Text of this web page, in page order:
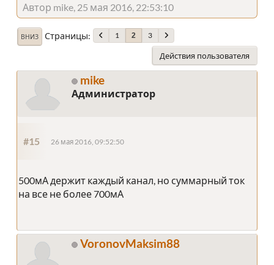
Автор mike, 25 мая 2016, 22:53:10
ВНИЗ Страницы 1 2 3
Действия пользователя
mike
Администратор
#15 26 мая 2016, 09:52:50
500мА держит каждый канал, но суммарный ток
на все не более 700мА
VoronovMaksim88